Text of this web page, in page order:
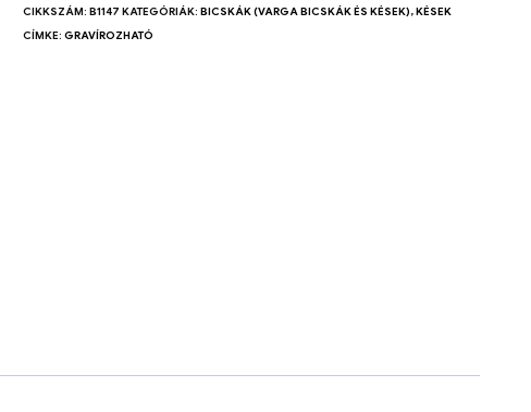
CIKKSZÁM: B1147 KATEGÓRIÁK: BICSKÁK (VARGA BICSKÁK ÉS KÉSEK),KÉSEK
CÍMKE: GRAVÍROZHATÓ